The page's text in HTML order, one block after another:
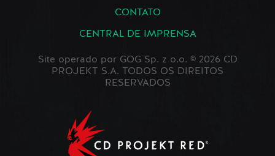
CONTATO
CENTRAL DE IMPRENSA
Site operado por GOG Sp. z o.o. © 2026 CD
PROJEKT S.A. TODOS OS DIREITOS
RESERVADOS